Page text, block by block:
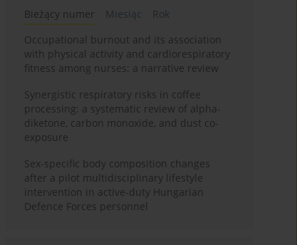
Bieżący numer Miesiąc
Rok
Occupational burnout and its association
with physical activity and cardiorespiratory
fitness among nurses: a narrative review
Synergistic respiratory risks in coffee
processing: a systematic review of alpha-
diketone, carbon monoxide, and dust co-
exposure
Sex-specific body composition changes
after a pilot multidisciplinary lifestyle
intervention in active-duty Hungarian
Defence Forces personnel